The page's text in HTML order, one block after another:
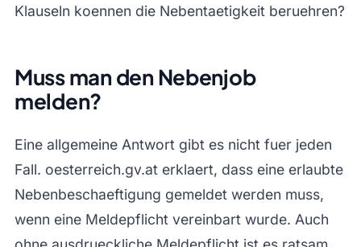
Klauseln koennen die Nebentaetigkeit beruehren?
Muss man den Nebenjob
melden?
Eine allgemeine Antwort gibt es nicht fuer jeden
Fall. oesterreich.gv.at erklaert, dass eine erlaubte
Nebenbeschaeftigung gemeldet werden muss,
wenn eine Meldepflicht vereinbart wurde. Auch